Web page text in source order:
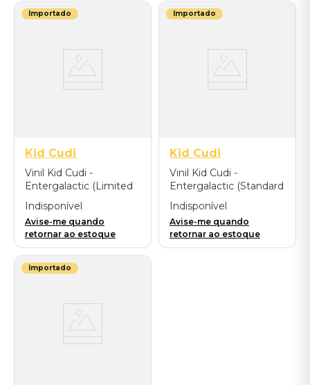
Importado
Kid Cudi
Vinil Kid Cudi -
Entergalactic (Limited
Edition) - Importado
Indisponível
Avise-me quando
retornar ao estoque
Importado
Kid Cudi
Vinil Kid Cudi -
Entergalactic (Standard
Version) - Importado
Indisponível
Avise-me quando
retornar ao estoque
Importado